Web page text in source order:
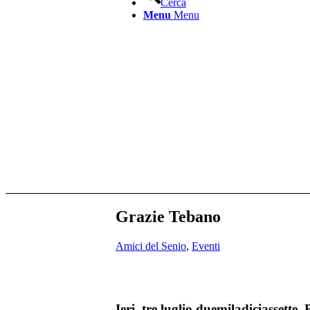
Cerca
Menu Menu
Grazie Tebano
Amici del Senio, Eventi